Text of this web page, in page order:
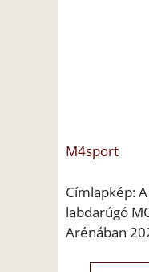
M4sport
Címlapkép:
labdarúgó
Arénában